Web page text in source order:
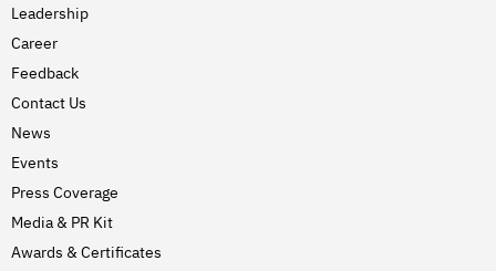
Leadership
Career
Feedback
Contact Us
News
Events
Press Coverage
Media & PR Kit
Awards & Certificates